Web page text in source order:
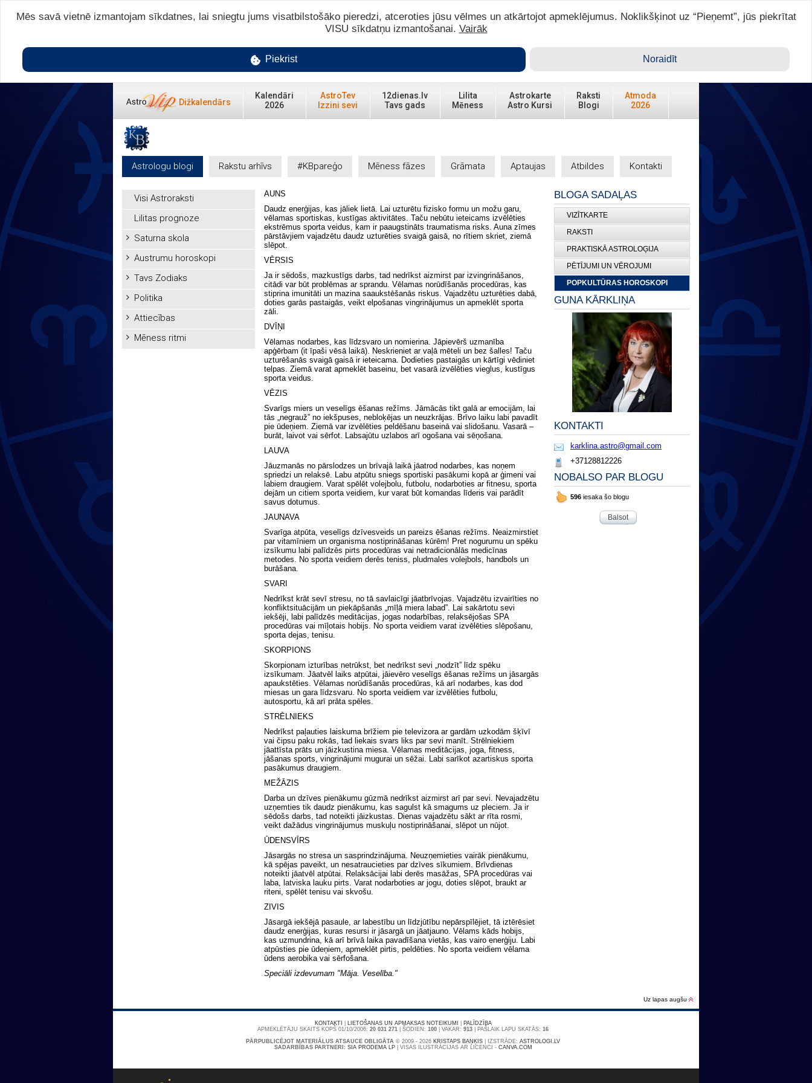
Ienākt ar ASTRO VIP >
Dižkalendārs
Kalendāri
2026
AstroTev
Izzini sevi
12dienas.lv
Tavs gads
Lilita
Mēness
Astrokarte
Astro Kursi
Raksti
Blogi
Atmoda
2026
Astrologu blogi Rakstu arhīvs #KBpareģo Mēness fāzes Grāmata Aptaujas Atbildes Kontakti
Visi Astroraksti
Lilitas prognoze
Saturna skola
Austrumu horoskopi
Tavs Zodiaks
Politika
Attiecības
Mēness ritmi
AUNS
Daudz enerģijas, kas jāliek lietā. Lai uzturētu fizisko formu un možu garu,
vēlamas sportiskas, kustīgas aktivitātes. Taču nebūtu ieteicams izvēlēties
ekstrēmus sporta veidus, kam ir paaugstināts traumatisma risks. Auna zīmes
pārstāvjiem vajadzētu daudz uzturēties svaigā gaisā, no rītiem skriet, ziemā
slēpot.
VĒRSIS
Ja ir sēdošs, mazkustīgs darbs, tad nedrīkst aizmirst par izvingrināšanos,
citādi var būt problēmas ar sprandu. Vēlamas norūdīšanās procedūras, kas
stiprina imunitāti un mazina saaukstēšanās riskus. Vajadzētu uzturēties dabā,
doties garās pastaigās, veikt elpošanas vingrinājumus un apmeklēt sporta
zāli.
DVĪŅI
Vēlamas nodarbes, kas līdzsvaro un nomierina. Jāpievērš uzmanība
apģērbam (it īpaši vēsā laikā). Neskrieniet ar vaļā mēteli un bez šalles! Taču
uzturēšanās svaigā gaisā ir ieteicama. Dodieties pastaigās un kārtīgi vēdiniet
telpas. Ziemā varat apmeklēt baseinu, bet vasarā izvēlēties vieglus, kustīgus
sporta veidus.
VĒZIS
Svarīgs miers un veselīgs ēšanas režīms. Jāmācās tikt galā ar emocijām, lai
tās „negrauž” no iekšpuses, nebloķējas un neuzkrājas. Brīvo laiku labi pavadīt
pie ūdeņiem. Ziemā var izvēlēties peldēšanu baseinā vai slidošanu. Vasarā –
burāt, laivot vai sērfot. Labsajūtu uzlabos arī ogošana vai sēņošana.
LAUVA
Jāuzmanās no pārslodzes un brīvajā laikā jāatrod nodarbes, kas noņem
spriedzi un relaksē. Labu atpūtu sniegs sportiski pasākumi kopā ar ģimeni vai
labiem draugiem. Varat spēlēt volejbolu, futbolu, nodarboties ar fitnesu, sporta
dejām un citiem sporta veidiem, kur varat būt komandas līderis vai parādīt
savus dotumus.
JAUNAVA
Svarīga atpūta, veselīgs dzīvesveids un pareizs ēšanas režīms. Neaizmirstiet
par vitamīniem un organisma nostiprināšanas kūrēm! Pret nogurumu un spēku
izsīkumu labi palīdzēs pirts procedūras vai netradicionālās medicīnas
metodes. No sporta veidiem derēs teniss, pludmales volejbols, handbols un
burāšana.
SVARI
Nedrīkst krāt sevī stresu, no tā savlaicīgi jāatbrīvojas. Vajadzētu izvairīties no
konfliktsituācijām un piekāpšanās „mīļā miera labad”. Lai sakārtotu sevi
iekšēji, labi palīdzēs meditācijas, jogas nodarbības, relaksējošas SPA
procedūras vai mīļotais hobijs. No sporta veidiem varat izvēlēties slēpošanu,
sporta dejas, tenisu.
SKORPIONS
Skorpionam izturības netrūkst, bet nedrīkst sevi „nodzīt” līdz spēku
izsīkumam. Jāatvēl laiks atpūtai, jāievēro veselīgs ēšanas režīms un jāsargās
apaukstēties. Vēlamas norūdīšanās procedūras, kā arī nodarbes, kas dod
miesas un gara līdzsvaru. No sporta veidiem var izvēlēties futbolu,
autosportu, kā arī prāta spēles.
STRĒLNIEKS
Nedrīkst paļauties laiskuma brīžiem pie televizora ar gardām uzkodām šķīvī
vai čipsu paku rokās, tad liekais svars liks par sevi manīt. Strēlniekiem
jāattīsta prāts un jāizkustina miesa. Vēlamas meditācijas, joga, fitness,
jāšanas sports, vingrinājumi mugurai un sēžai. Labi sarīkot azartiskus sporta
pasākumus draugiem.
MEŽĀZIS
Darba un dzīves pienākumu gūzmā nedrīkst aizmirst arī par sevi. Nevajadzētu
uzņemties tik daudz pienākumu, kas sagulst kā smagums uz pleciem. Ja ir
sēdošs darbs, tad noteikti jāizkustas. Dienas vajadzētu sākt ar rīta rosmi,
veikt dažādus vingrinājumus muskuļu nostiprināšanai, slēpot un nūjot.
ŪDENSVĪRS
Jāsargās no stresa un sasprindzinājuma. Neuzņemieties vairāk pienākumu,
kā spējas paveikt, un nesatraucieties par dzīves sīkumiem. Brīvdienas
noteikti jāatvēl atpūtai. Relaksācijai labi derēs masāžas, SPA procedūras vai
laba, latviska lauku pirts. Varat nodarboties ar jogu, doties slēpot, braukt ar
riteni, spēlēt tenisu vai skvošu.
ZIVIS
Jāsargā iekšējā pasaule, ar labestību un līdzjūtību nepārspīlējiet, tā iztērēsiet
daudz enerģijas, kuras resursi ir jāsargā un jāatjauno. Vēlams kāds hobijs,
kas uzmundrina, kā arī brīvā laika pavadīšana vietās, kas vairo enerģiju. Labi
atpūsties pie ūdeņiem, apmeklēt pirtis, peldēties. No sporta veidiem vēlama
ūdens aerobika vai sērfošana.
Speciāli izdevumam "Māja. Veselība."
BLOGA SADAĻAS
VIZĪTKARTE
RAKSTI
PRAKTISKĀ ASTROLOĢIJA
PĒTĪJUMI UN VĒROJUMI
POPKULTŪRAS HOROSKOPI
GUNA KĀRKLIŅA
KONTAKTI
karklina.astro@gmail.com
+37128812226
NOBALSO PAR BLOGU
596 iesaka šo blogu
Balsot
Uz lapas augšu
KONTAKTI LIETOŠANAS UN APMAKSAS NOTEIKUMI
PALĪDZĪBA
APMEKLĒTĀJU SKAITS KOPŠ 01/10/2006: 20 031 271 | ŠODIEN: 100 | VAKAR: 913 | PAŠLAIK LAPU SKATĀS: 16
PĀRPUBLICĒJOT MATERIĀLUS ATSAUCE OBLIGĀTA © 2009 - 2026 KRISTAPS BAŅĶIS IZSTRĀDE: ASTROLOGI.LV
SADARBĪBAS PARTNERI: SIA PRODEMA LP| VISAS ILUSTRĀCIJAS AR LICENCI - CANVA.COM
Mēs savā vietnē izmantojam sīkdatnes, lai sniegtu jums visatbilstošāko pieredzi, atceroties jūsu vēlmes un atkārtojot apmeklējumus. Noklikšķinot uz “Pieņemt”, jūs piekrītat
VISU sīkdatņu izmantošanai. Vairāk
Piekrist Noraidīt